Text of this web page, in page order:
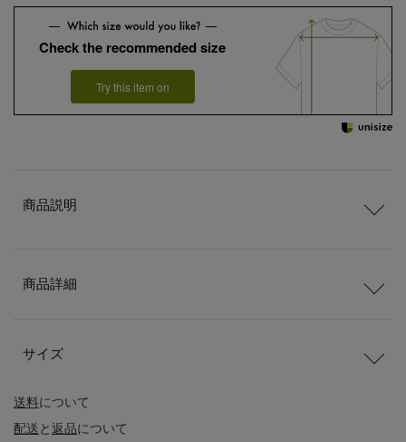
Check the recommended size
Try this item on
送料について
配送と返品について
商品説明
商品詳細
サイズ